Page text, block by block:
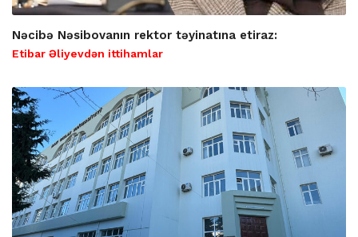
Nəcibə Nəsibovanın rektor təyinatına etiraz:
Etibar Əliyevdən ittihamlar